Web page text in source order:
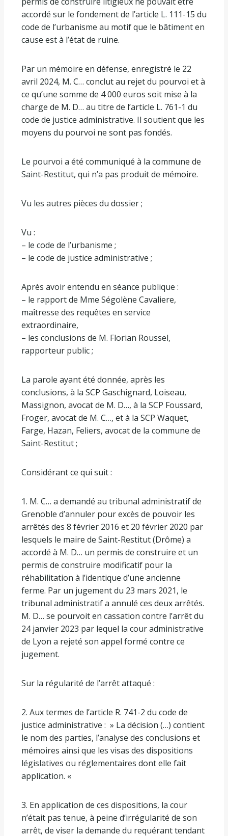
accordé sur le fondement de l’article L. 111-15 du
code de l’urbanisme au motif que le bâtiment en
cause est à l’état de ruine.
Par un mémoire en défense, enregistré le 22
avril 2024, M. C… conclut au rejet du pourvoi et à
ce qu’une somme de 4 000 euros soit mise à la
charge de M. D… au titre de l’article L. 761-1 du
code de justice administrative. Il soutient que les
moyens du pourvoi ne sont pas fondés.
Le pourvoi a été communiqué à la commune de
Saint-Restitut, qui n’a pas produit de mémoire.
Vu les autres pièces du dossier ;
Vu :
– le code de l’urbanisme ;
– le code de justice administrative ;
Après avoir entendu en séance publique :
– le rapport de Mme Ségolène Cavaliere,
maîtresse des requêtes en service
extraordinaire,
– les conclusions de M. Florian Roussel,
rapporteur public ;
La parole ayant été donnée, après les
conclusions, à la SCP Gaschignard, Loiseau,
Massignon, avocat de M. D…, à la SCP Foussard,
Froger, avocat de M. C…, et à la SCP Waquet,
Farge, Hazan, Feliers, avocat de la commune de
Saint-Restitut ;
Considérant ce qui suit :
1. M. C… a demandé au tribunal administratif de
Grenoble d’annuler pour excès de pouvoir les
arrêtés des 8 février 2016 et 20 février 2020 par
lesquels le maire de Saint-Restitut (Drôme) a
accordé à M. D… un permis de construire et un
permis de construire modificatif pour la
réhabilitation à l’identique d’une ancienne
ferme. Par un jugement du 23 mars 2021, le
tribunal administratif a annulé ces deux arrêtés.
M. D… se pourvoit en cassation contre l’arrêt du
24 janvier 2023 par lequel la cour administrative
de Lyon a rejeté son appel formé contre ce
jugement.
Sur la régularité de l’arrêt attaqué :
2. Aux termes de l’article R. 741-2 du code de
justice administrative : » La décision (…) contient
le nom des parties, l’analyse des conclusions et
mémoires ainsi que les visas des dispositions
législatives ou réglementaires dont elle fait
application. «
3. En application de ces dispositions, la cour
n’était pas tenue, à peine d’irrégularité de son
arrêt, de viser la demande du requérant tendant